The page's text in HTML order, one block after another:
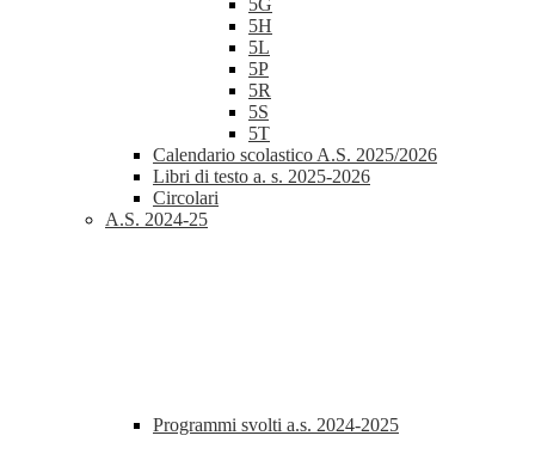
5G
5H
5L
5P
5R
5S
5T
Calendario scolastico A.S. 2025/2026
Libri di testo a. s. 2025-2026
Circolari
A.S. 2024-25
Programmi svolti a.s. 2024-2025